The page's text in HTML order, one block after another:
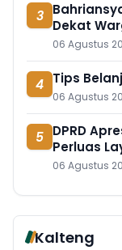
3
Dekat
06 Agustus
4 Tips
06 Agustus
5 DPRD
Perluas
06 Agustus
Kalteng